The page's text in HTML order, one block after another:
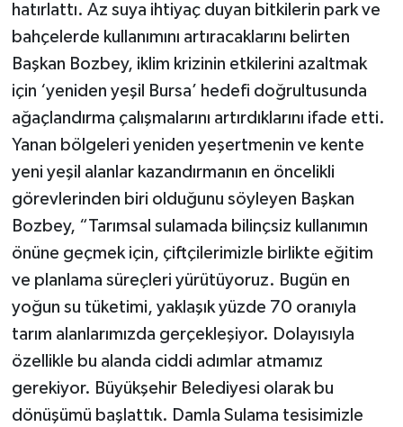
hatırlattı. Az suya ihtiyaç duyan bitkilerin park ve
bahçelerde kullanımını artıracaklarını belirten
Başkan Bozbey, iklim krizinin etkilerini azaltmak
için ‘yeniden yeşil Bursa’ hedefi doğrultusunda
ağaçlandırma çalışmalarını artırdıklarını ifade etti.
Yanan bölgeleri yeniden yeşertmenin ve kente
yeni yeşil alanlar kazandırmanın en öncelikli
görevlerinden biri olduğunu söyleyen Başkan
Bozbey, “Tarımsal sulamada bilinçsiz kullanımın
önüne geçmek için, çiftçilerimizle birlikte eğitim
ve planlama süreçleri yürütüyoruz. Bugün en
yoğun su tüketimi, yaklaşık yüzde 70 oranıyla
tarım alanlarımızda gerçekleşiyor. Dolayısıyla
özellikle bu alanda ciddi adımlar atmamız
gerekiyor. Büyükşehir Belediyesi olarak bu
dönüşümü başlattık. Damla Sulama tesisimizle